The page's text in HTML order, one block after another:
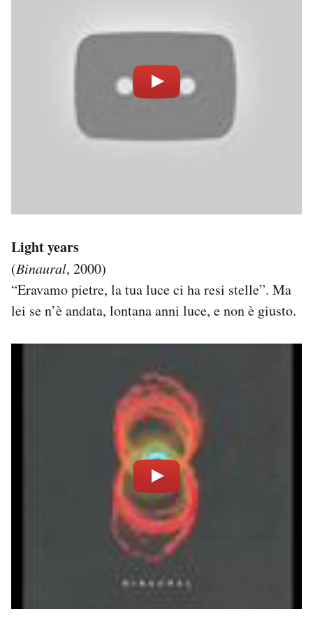
Light years
(Binaural, 2000)
“Eravamo pietre, la tua luce ci ha resi stelle”. Ma
lei se n’è andata, lontana anni luce, e non è giusto.